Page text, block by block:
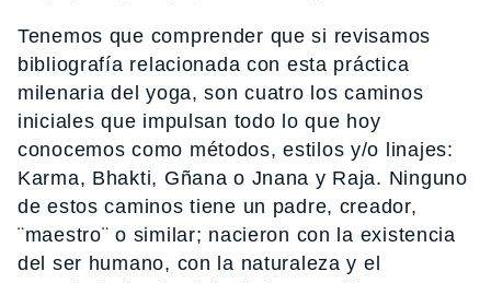
Tenemos que comprender que si revisamos
bibliografía relacionada con esta práctica
milenaria del yoga, son cuatro los caminos
iniciales que impulsan todo lo que hoy
conocemos como métodos, estilos y/o linajes:
Karma, Bhakti, Gñana o Jnana y Raja. Ninguno
de estos caminos tiene un padre, creador,
¨maestro¨ o similar; nacieron con la existencia
del ser humano, con la naturaleza y el